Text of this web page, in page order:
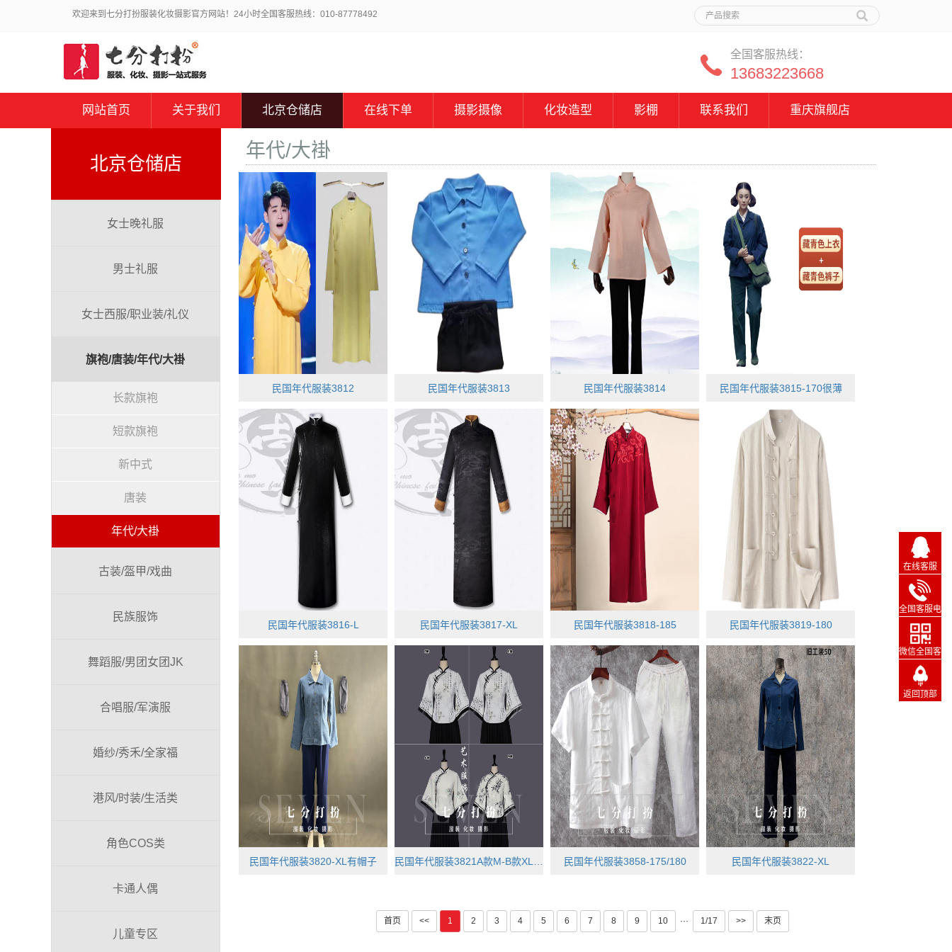
欢迎来到七分打扮服装化妆摄影官方网站！24小时全国客服热线：010-87778492
全国客服热线：
13683223668
网站首页 关于我们 北京仓储店 在线下单 摄影摄像 化妆造型 影棚 联系我们 重庆旗舰店
北京仓储店
女士晚礼服
男士礼服
女士西服/职业装/礼仪
旗袍/唐装/年代/大褂
长款旗袍
短款旗袍
新中式
唐装
年代/大褂
古装/盔甲/戏曲
民族服饰
舞蹈服/男团女团JK
合唱服/军演服
婚纱/秀禾/全家福
港风/时装/生活类
角色COS类
卡通人偶
儿童专区
年代/大褂
民国年代服装3812 民国年代服装3813 民国年代服装3814 民国年代服装3815-170很薄
民国年代服装3816-L 民国年代服装3817-XL 民国年代服装3818-185 民国年代服装3819-180
民国年代服装3820-XL有帽子 民国年代服装3858-175/180 民国年代服装3822-XL
首页 << 1 2 3 4 5 6 7 8 9 10 ··· 1/17 >> 末页
在线客服
全国客服电
话
微信全国客
服
返回顶部